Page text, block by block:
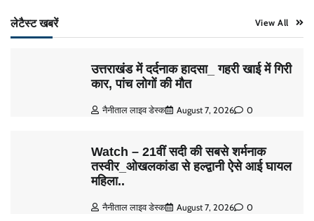
लेटैस्ट खबरें View All
उत्तराखंड में दर्दनाक हादसा_ गहरी खाई में गिरी
कार, पांच लोगों की मौत
नैनीताल लाइव डेस्क August 7, 2026 0
Watch – 21वीं सदी की सबसे शर्मनाक
तस्वीर_ओखलकांडा से हल्द्वानी ऐसे आई घायल
महिला..
नैनीताल लाइव डेस्क August 7, 2026 0